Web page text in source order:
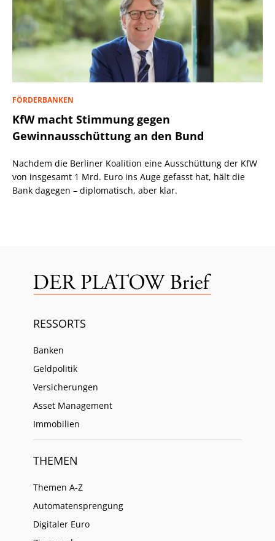
FÖRDERBANKEN
KfW macht Stimmung gegen
Gewinnausschüttung an den Bund
Nachdem die Berliner Koalition eine Ausschüttung der KfW
von insgesamt 1 Mrd. Euro ins Auge gefasst hat, hält die
Bank dagegen – diplomatisch, aber klar.
RESSORTS
Banken
Geldpolitik
Versicherungen
Asset Management
Immobilien
THEMEN
Themen A-Z
Automatensprengung
Digitaler Euro